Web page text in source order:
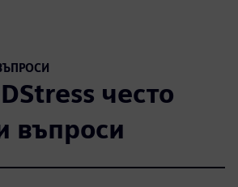
често
въпроси